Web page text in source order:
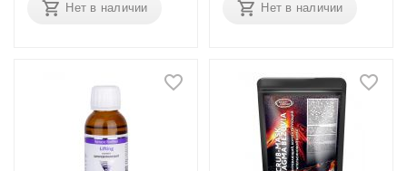
Нет в наличии Нет в наличии